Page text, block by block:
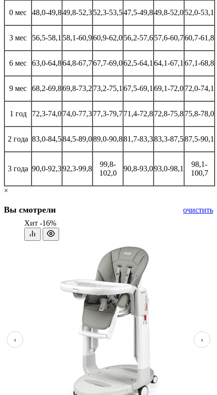
0 мес 48,0-49,849,8-52,352,3-53,547,5-49,849,8-52,052,0-53,1
3 мес 56,5-58,1 58,1-60,960,9-62,056,2-57,657,6-60,760,7-61,8
6 мес 63,0-64,864,8-67,767,7-69,062,5-64,1 64,1-67,1 67,1-68,8
9 мес 68,2-69,869,8-73,2 73,2-75,1 67,5-69,1 69,1-72,072,0-74,1
1 год 72,3-74,074,0-77,377,3-79,771,4-72,872,8-75,875,8-78,0
2 года 83,0-84,584,5-89,089,0-90,881,7-83,383,3-87,587,5-90,1
3 года 90,0-92,392,3-99,8
99,8-
102,0
90,8-93,093,0-98,1
98,1-
100,7
×
Вы смотрели очистить
‹ ›
Хит -16%